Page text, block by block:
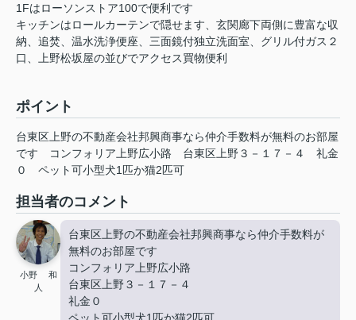
1Fはローソンストア100で便利です
キッチンはロールカーテンで隠せます、玄関廊下両側に豊富な収
納、追焚、温水洗浄便座、三面鏡付独立洗面室、グリル付ガス２
口、上野松坂屋の並びでアクセス買物便利
ポイント
台東区上野の不動産会社邦興商事なら仲介手数料が無料のお部屋
です
コンフォリア上野広小路 台東区上野３－１７－４
礼金
０
ペット可小型犬1匹か猫2匹可
担当者のコメント
小野 和
人
台東区上野の不動産会社邦興商事なら仲介手数料が
無料のお部屋です
コンフォリア上野広小路
台東区上野３－１７－４
礼金０